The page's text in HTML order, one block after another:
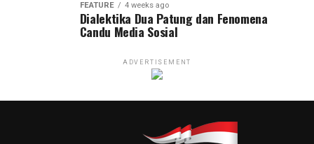
FEATURE 4 weeks ago
Dialektika Dua Patung dan Fenomena
Candu Media Sosial
ADVERTISEMENT